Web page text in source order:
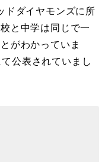
ドダイヤモンズに所
と中学は同じで一
がわかっていま
公表されていまし